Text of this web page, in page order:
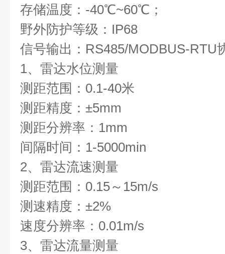
存储温度：-40℃~60℃；
野外防护等级：IP68
信号输出：RS485/MODBUS-RTU
1、雷达水位测量
测距范围：0.1-40米
测距精度：±5mm
测距分辨率：1mm
间隔时间：1-5000min
2、雷达流速测量
测距范围：0.15～15m/s
测速精度：±2%
速度分辨率：0.01m/s
3、雷达流量测量